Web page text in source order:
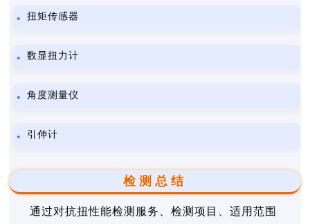
扭矩传感器
数显扭力计
角度测量仪
引伸计
检测总结
通过对抗扭性能检测服务、检测项目、适用范围